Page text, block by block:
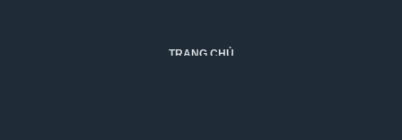
TRANG CHỦ